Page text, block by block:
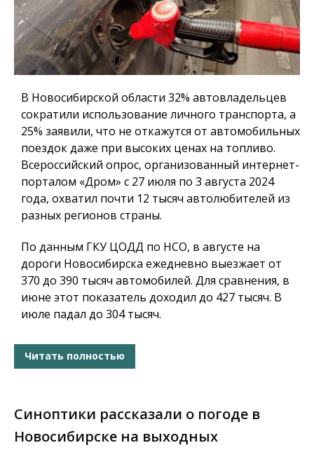
В Новосибирской области 32% автовладельцев
сократили использование личного транспорта, а
25% заявили, что не откажутся от автомобильных
поездок даже при высоких ценах на топливо.
Всероссийский опрос, организованный интернет-
порталом «Дром» с 27 июля по 3 августа 2024
года, охватил почти 12 тысяч автолюбителей из
разных регионов страны.
По данным ГКУ ЦОДД по НСО, в августе на
дороги Новосибирска ежедневно выезжает от
370 до 390 тысяч автомобилей. Для сравнения, в
июне этот показатель доходил до 427 тысяч. В
июле падал до 304 тысяч.
Читать полностью
Синоптики рассказали о погоде в
Новосибирске на выходных